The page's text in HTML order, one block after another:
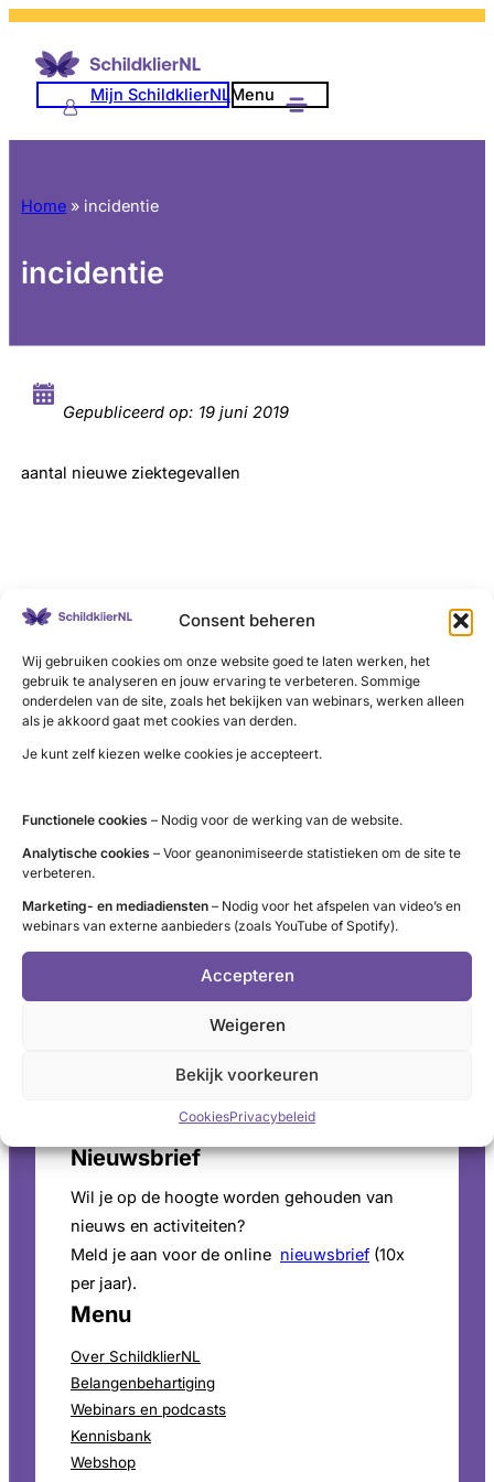
Consent beheren
Wij gebruiken cookies om onze website goed te laten werken, het
gebruik te analyseren en jouw ervaring te verbeteren. Sommige
onderdelen van de site, zoals het bekijken van webinars, werken alleen
als je akkoord gaat met cookies van derden.
Je kunt zelf kiezen welke cookies je accepteert.
Functionele cookies – Nodig voor de werking van de website.
Analytische cookies – Voor geanonimiseerde statistieken om de site te
verbeteren.
Marketing- en mediadiensten – Nodig voor het afspelen van video’s en
webinars van externe aanbieders (zoals YouTube of Spotify).
Accepteren
Weigeren
Bekijk voorkeuren
CookiesPrivacybeleid
Mijn SchildklierNLMenu
Home » incidentie
incidentie
Gepubliceerd op: 19 juni 2019
aantal nieuwe ziektegevallen
LinkedIn
Contact
Administratie (9 tot 12 uur)
info@schildklier.nl
Postbus 60, 3940 AB Doorn
Voor een luisterend oor, informatie en
vragen. Ga naar deopeningstijden.
Voor persinformatie en mediaverzoeken bekijk
SchildklierNL isANBIgoedgekeurd.
Nieuwsbrief
Wil je op de hoogte worden gehouden van
nieuws en activiteiten?
Meld je aan voor de online nieuwsbrief (10x
per jaar).
Menu
Over SchildklierNL
Belangenbehartiging
Webinars en podcasts
Kennisbank
Webshop